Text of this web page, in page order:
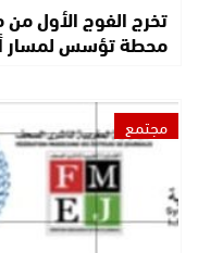
تخرج الفوج الأول من
محطة تؤسس لمسار
مجتمع